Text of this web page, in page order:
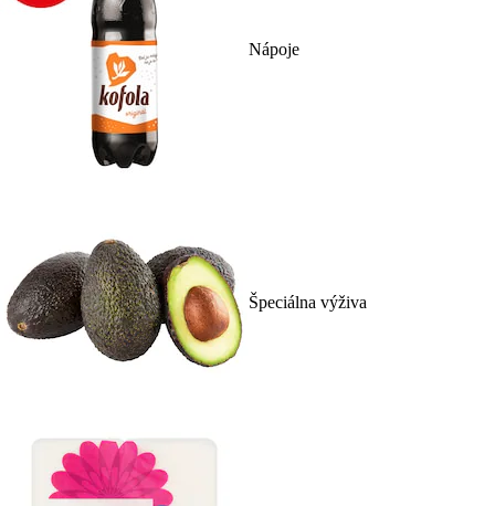
Nápoje
Špeciálna výživa